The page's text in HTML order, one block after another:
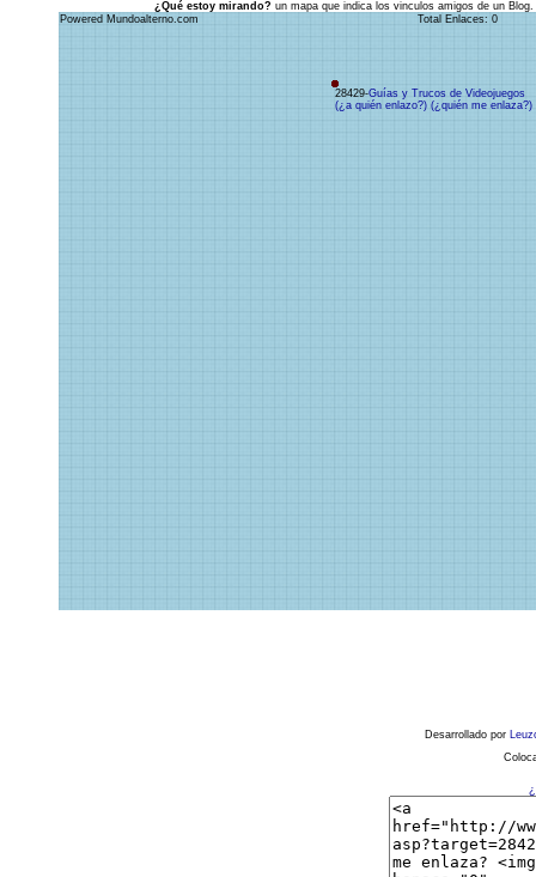
¿Qué estoy mirando? un mapa que indica los vinculos amigos de un
28429-Guías y Trucos de Videojuegos
(¿a quién enlazo?) (¿quién me enlaza?)
Powered Mundoalterno.com Total Enlaces: 0
Desarrollado por